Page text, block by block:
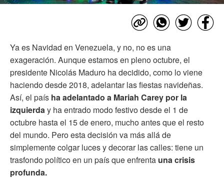
Ya es Navidad en Venezuela, y no, no es una
exageración. Aunque estamos en pleno octubre, el
presidente Nicolás Maduro ha decidido, como lo viene
haciendo desde 2018, adelantar las fiestas navideñas.
Así, el país ha adelantado a Mariah Carey por la
izquierday ha entrado modo festivo desde el 1 de
octubre hasta el 15 de enero, mucho antes que el resto
del mundo. Pero esta decisión va más allá de
simplemente colgar luces y decorar las calles: tiene un
trasfondo político en un país que enfrenta una crisis
profunda.